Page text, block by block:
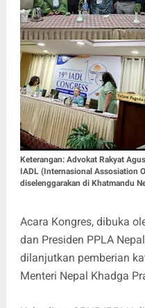
Keterangan: Advokat Rakyat
IADL (Internasional Assosiation
diselenggarakan di Khatmandu
Acara Kongres, dibuka
dan Presiden PPLA
dilanjutkan pemberian
Menteri Nepal Khadga